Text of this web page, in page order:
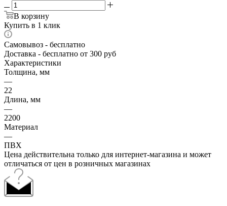
В корзину
Купить в 1 клик
Самовывоз - бесплатно
Доставка - бесплатно от 300 руб
Характеристики
Толщина, мм
—
22
Длина, мм
—
2200
Материал
—
ПВХ
Цена действительна только для интернет-магазина и может
отличаться от цен в розничных магазинах